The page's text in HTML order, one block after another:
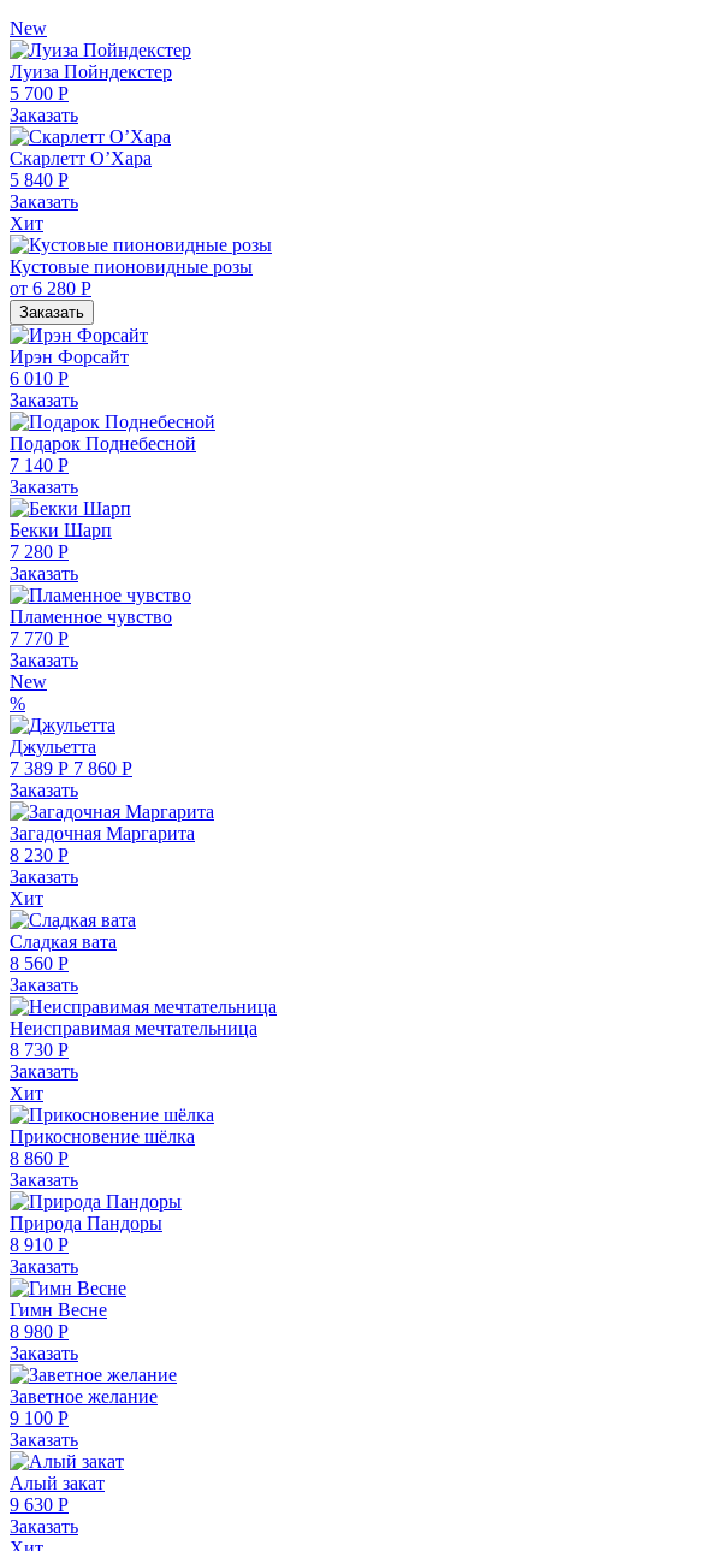
New
Луиза Пойндекстер
5 700 Р
Заказать
Скарлетт О’Хара
5 840 Р
Заказать
Хит
Кустовые пионовидные розы
от 6 280 Р
Заказать
Ирэн Форсайт
6 010 Р
Заказать
Подарок Поднебесной
7 140 Р
Заказать
Бекки Шарп
7 280 Р
Заказать
Пламенное чувство
7 770 Р
Заказать
New
%
Джульетта
7 389 Р 7 860 Р
Заказать
Загадочная Маргарита
8 230 Р
Заказать
Хит
Сладкая вата
8 560 Р
Заказать
Неисправимая мечтательница
8 730 Р
Заказать
Хит
Прикосновение шёлка
8 860 Р
Заказать
Природа Пандоры
8 910 Р
Заказать
Гимн Весне
8 980 Р
Заказать
Заветное желание
9 100 Р
Заказать
Алый закат
9 630 Р
Заказать